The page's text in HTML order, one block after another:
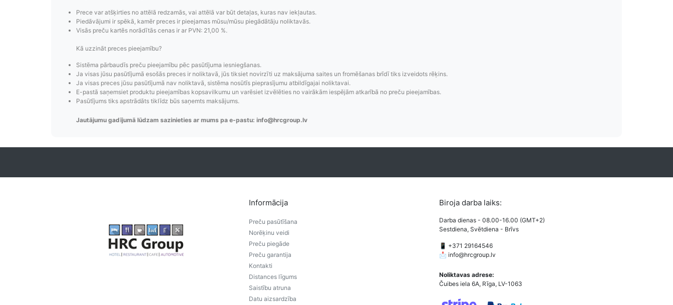
Pasūtījumu statusa maiņas paziņojumi, piegādes
izsekošana, pasūtījumu re-order u.c.
Visi pieejamie piegādes veidi un to izmaksas pieejamas
Prece var atšķirties no attēlā redzamās, vai attēlā var būt detaļas, kuras nav iekļautas.
Piedāvājumi ir spēkā, kamēr preces ir pieejamas mūsu/mūsu piegādātāju noliktavās.
Visās preču kartēs norādītās cenas ir ar PVN: 21,00 %.
Kā uzzināt preces pieejamību?
Sistēma pārbaudīs preču pieejamību pēc pasūtījuma iesniegšanas.
Ja visas jūsu pasūtījumā esošās preces ir noliktavā, jūs tiksiet novirzīti uz maksājuma saites un fromēšanas brīdī tiks izveidots rēķins.
Ja visas preces jūsu pasūtījumā nav noliktavā, sistēma nosūtīs pieprasījumu atbildīgajai noliktavai.
E-pastā saņemsiet produktu pieejamības kopsavilkumu un varēsiet izvēlēties no vairākām iespējām atkarībā no preču pieejamības.
Pasūtījums tiks apstrādāts tiklīdz būs saņemts maksājums.
Jautājumu gadījumā lūdzam sazinieties ar mums pa e-pastu: info@hrcgroup.lv
Informācija
Preču pasūtīšana
Norēķinu veidi
Preču piegāde
Preču garantija
Kontakti
Distances līgums
Saistību atruna
Datu aizsardzība
Biroja darba laiks:
Darba dienas - 08.00-16.00 (GMT+2)
Sestdiena, Svētdiena - Brīvs
📱 +371 29164546
📩 info@hrcgroup.lv
Noliktavas adrese:
Čuibes iela 6A, Rīga, LV-1063